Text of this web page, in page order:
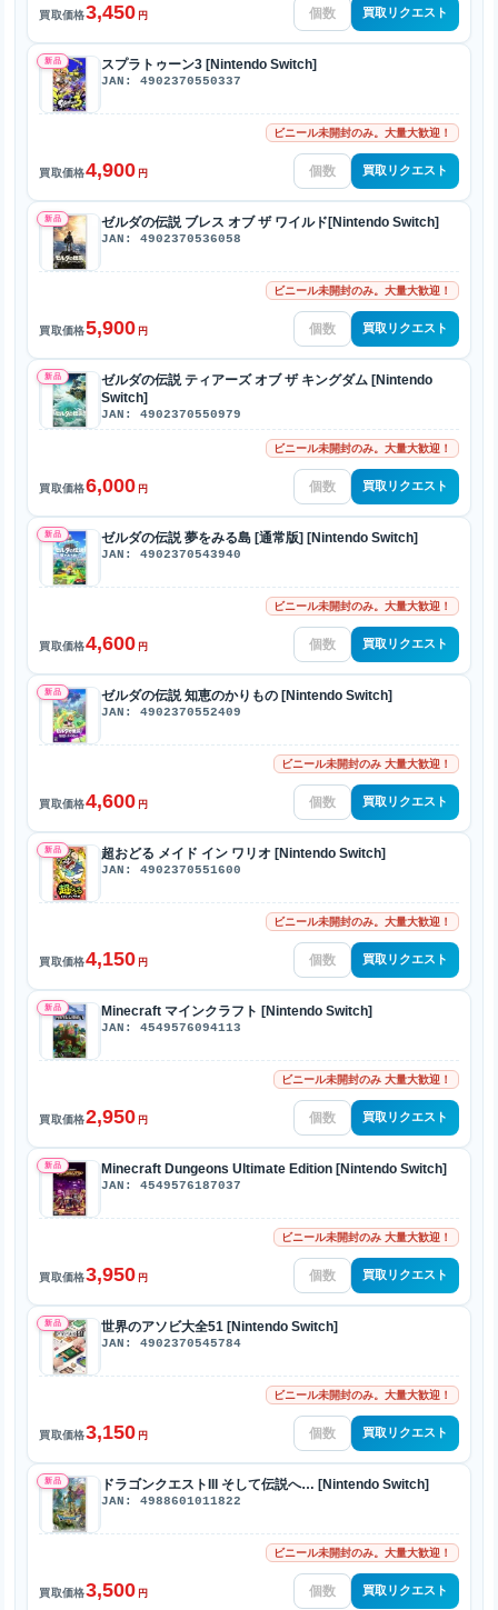
買取価格3,450 円 買取リクエスト
新品 スプラトゥーン3 [Nintendo Switch]
JAN: 4902370550337
ビニール未開封のみ。大量大歓迎！
買取価格4,900 円 買取リクエスト
新品 ゼルダの伝説 ブレス オブ ザ ワイルド[Nintendo Switch]
JAN: 4902370536058
ビニール未開封のみ。大量大歓迎！
買取価格5,900 円 買取リクエスト
新品
ゼルダの伝説 ティアーズ オブ ザ キングダム [Nintendo
Switch]
JAN: 4902370550979
ビニール未開封のみ。大量大歓迎！
買取価格6,000 円 買取リクエスト
新品 ゼルダの伝説 夢をみる島 [通常版] [Nintendo Switch]
JAN: 4902370543940
ビニール未開封のみ。大量大歓迎！
買取価格4,600 円 買取リクエスト
新品 ゼルダの伝説 知恵のかりもの [Nintendo Switch]
JAN: 4902370552409
ビニール未開封のみ 大量大歓迎！
買取価格4,600 円 買取リクエスト
新品 超おどる メイド イン ワリオ [Nintendo Switch]
JAN: 4902370551600
ビニール未開封のみ。大量大歓迎！
買取価格4,150 円 買取リクエスト
新品 Minecraft マインクラフト [Nintendo Switch]
JAN: 4549576094113
ビニール未開封のみ 大量大歓迎！
買取価格2,950 円 買取リクエスト
新品 Minecraft Dungeons Ultimate Edition [Nintendo Switch]
JAN: 4549576187037
ビニール未開封のみ 大量大歓迎！
買取価格3,950 円 買取リクエスト
新品 世界のアソビ大全51 [Nintendo Switch]
JAN: 4902370545784
ビニール未開封のみ。大量大歓迎！
買取価格3,150 円 買取リクエスト
新品 ドラゴンクエストIII そして伝説へ… [Nintendo Switch]
JAN: 4988601011822
ビニール未開封のみ。大量大歓迎！
買取価格3,500 円 買取リクエスト